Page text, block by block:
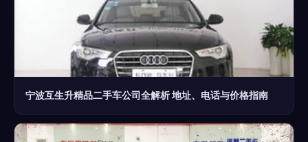
宁波互生升精品二手车公司全解析 地址、电话与价格指南